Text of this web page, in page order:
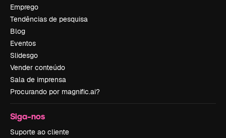
Emprego
Tendências de pesquisa
Blog
Eventos
Slidesgo
Vender conteúdo
Sala de imprensa
Procurando por magnific.ai?
Siga-nos
Suporte ao cliente